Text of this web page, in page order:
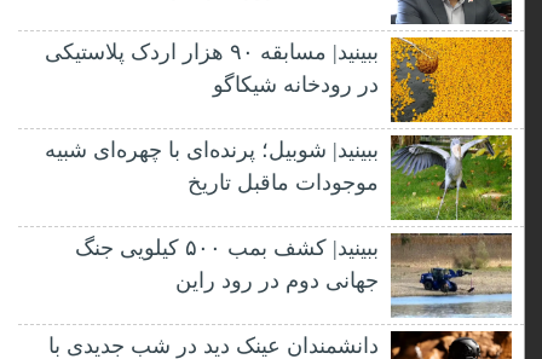
ببینید| مسابقه ۹۰ هزار اردک پلاستیکی
در رودخانه شیکاگو
ببینید| شوبیل؛ پرنده‌ای با چهره‌ای شبیه
موجودات ماقبل تاریخ
ببینید| کشف بمب ۵۰۰ کیلویی جنگ
جهانی دوم در رود راین
دانشمندان عینک دید در شب جدیدی با